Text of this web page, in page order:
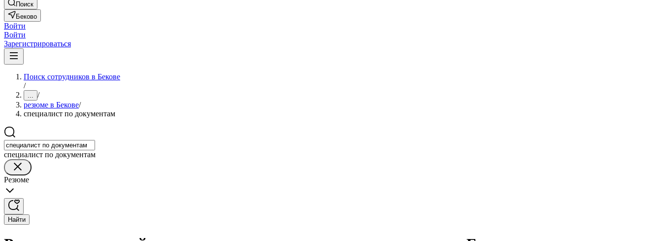
Поиск
Беково
Войти
Войти
Зарегистрироваться
Поиск сотрудников в Бекове
/
... /
резюме в Бекове/
специалист по документам
специалист по документам
Резюме
Найти